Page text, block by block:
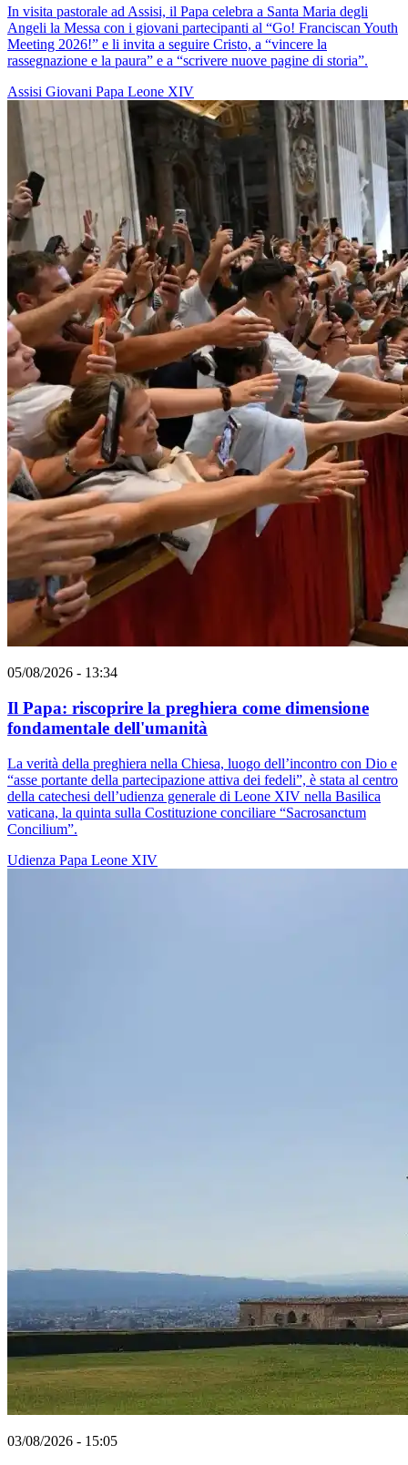
In visita pastorale ad Assisi, il Papa celebra a Santa Maria degli
Angeli la Messa con i giovani partecipanti al “Go! Franciscan Youth
Meeting 2026!” e li invita a seguire Cristo, a “vincere la
rassegnazione e la paura” e a “scrivere nuove pagine di storia”.
Assisi Giovani Papa Leone XIV
05/08/2026 - 13:34
Il Papa: riscoprire la preghiera come dimensione
fondamentale dell'umanità
La verità della preghiera nella Chiesa, luogo dell’incontro con Dio e
“asse portante della partecipazione attiva dei fedeli”, è stata al centro
della catechesi dell’udienza generale di Leone XIV nella Basilica
vaticana, la quinta sulla Costituzione conciliare “Sacrosanctum
Concilium”.
Udienza Papa Leone XIV
03/08/2026 - 15:05